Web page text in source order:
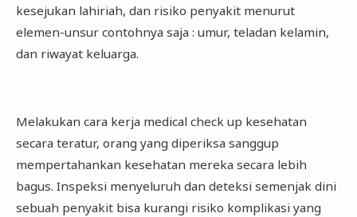
kesejukan lahiriah, dan risiko penyakit menurut
elemen-unsur contohnya saja : umur, teladan kelamin,
dan riwayat keluarga.
Melakukan cara kerja medical check up kesehatan
secara teratur, orang yang diperiksa sanggup
mempertahankan kesehatan mereka secara lebih
bagus. Inspeksi menyeluruh dan deteksi semenjak dini
sebuah penyakit bisa kurangi risiko komplikasi yang